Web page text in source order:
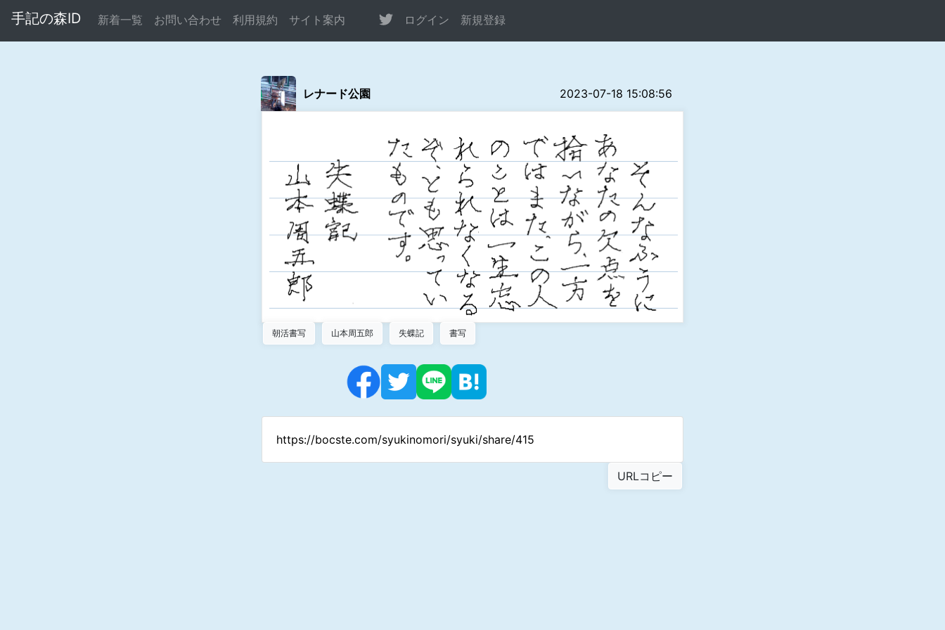
手記の森ID 新着一覧 お問い合わせ 利用規約 サイト案内 ログイン 新規登録
レナード公園 2023-07-18 15:08:56
朝活書写 山本周五郎 失蝶記 書写
https://bocste.com/syukinomori/syuki/share/415